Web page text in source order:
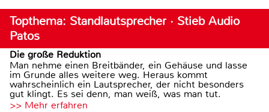
Topthema: Standlautsprecher · Stieb Audio
Patos
Die große Reduktion
Man nehme einen Breitbänder, ein Gehäuse und lasse
im Grunde alles weitere weg. Heraus kommt
wahrscheinlich ein Lautsprecher, der nicht besonders
gut klingt. Es sei denn, man weiß, was man tut.
>> Mehr erfahren